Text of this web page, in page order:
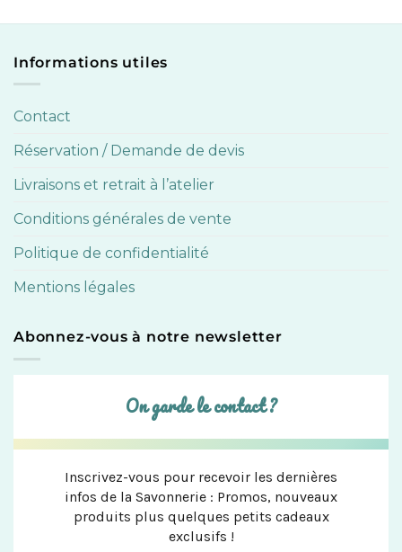
Informations utiles
Contact
Réservation / Demande de devis
Livraisons et retrait à l’atelier
Conditions générales de vente
Politique de confidentialité
Mentions légales
Abonnez-vous à notre newsletter
On garde le contact ?
Inscrivez-vous pour recevoir les dernières
infos de la Savonnerie : Promos, nouveaux
produits plus quelques petits cadeaux
exclusifs !